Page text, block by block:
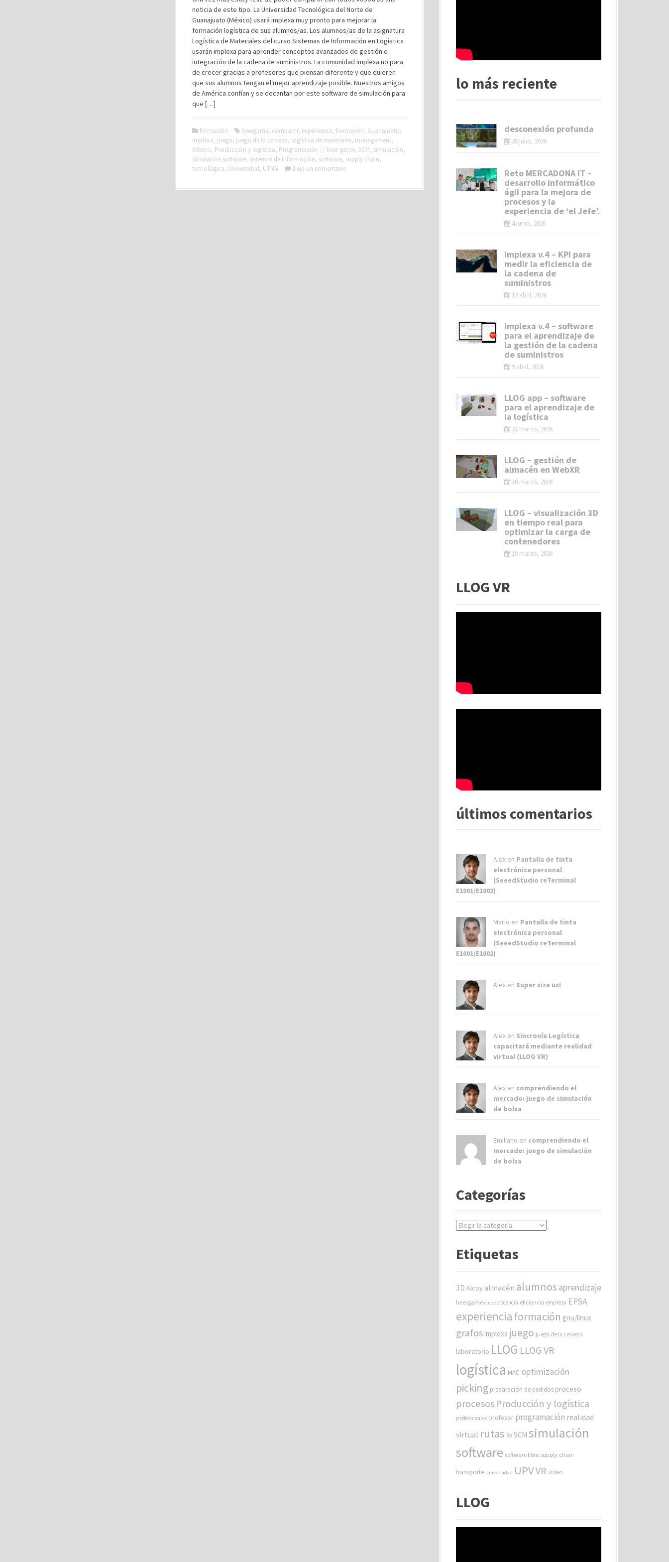
noticia de este tipo. La Universidad Tecnológica del Norte de
Guanajuato (México) usará implexa muy pronto para mejorar la
formación logística de sus alumnos/as. Los alumnos/as de la asignatura
Logística de Materiales del curso Sistemas de Información en Logística
usarán implexa para aprender conceptos avanzados de gestión e
integración de la cadena de suministros. La comunidad implexa no para
de crecer gracias a profesores que piensan diferente y que quieren
que sus alumnos tengan el mejor aprendizaje posible. Nuestros amigos
de América confían y se decantan por este software de simulación para
que […]
formación beergame, compartir, experiencia, formación, Guanajuato,
implexa, juego, juego de la cerveza, logística de materiales, management,
México, Producción y logística, Programación // beer game, SCM, simulación,
simulation software, sistemas de información, software, supply chain,
tecnológica, Universidad, UTNG Deja un comentario
lo más reciente
desconexión profunda
28 julio, 2026
Reto MERCADONA IT –
desarrollo informático
ágil para la mejora de
procesos y la
experiencia de ‘el Jefe’.
4 junio, 2026
implexa v.4 – KPI para
medir la eficiencia de
la cadena de
suministros
12 abril, 2026
implexa v.4 – software
para el aprendizaje de
la gestión de la cadena
de suministros
9 abril, 2026
LLOG app – software
para el aprendizaje de
la logística
27 marzo, 2026
LLOG – gestión de
almacén en WebXR
20 marzo, 2026
LLOG – visualización 3D
en tiempo real para
optimizar la carga de
contenedores
19 marzo, 2026
LLOG VR
últimos comentarios
Alex en Pantalla de tinta
electrónica personal
(SeeedStudio reTerminal
E1001/E1002)
Mario en Pantalla de tinta
electrónica personal
(SeeedStudio reTerminal
E1001/E1002)
Alex en Super size us!
Alex en Sincronía Logística
capacitará mediante realidad
virtual (LLOG VR)
Alex en comprendiendo el
mercado: juego de simulación
de bolsa
Emiliano en comprendiendo el
mercado: juego de simulación
de bolsa
Categorías
C
e
r
s
Etiquetas
3D Alcoy almacén alumnos aprendizaje
beergame curso docencia eficiencia empresa EPSA
experiencia formación gnu/linux
grafos implexa juego juego de la cerveza
laboratorio LLOG LLOG VR
logística MAC optimización
picking preparación de pedidos proceso
procesosProducción y logística
profesionales profesor programación realidad
virtual rutas RV SCM simulación
software software libre supply chain
transporte Universidad UPVVR vídeo
LLOG